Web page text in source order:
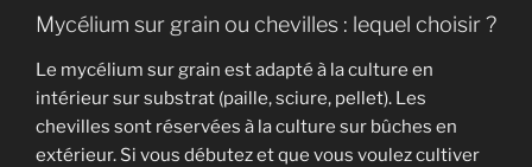
Mycélium sur grain ou chevilles : lequel choisir ?
Le mycélium sur grain est adapté à la culture en
intérieur sur substrat (paille, sciure, pellet). Les
chevilles sont réservées à la culture sur bûches en
extérieur. Si vous débutez et que vous voulez cultiver